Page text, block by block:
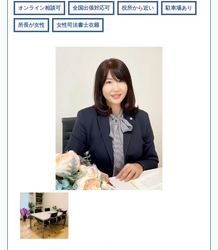
オンライン相談可 全国出張対応可 役所から近い 駐車場あり
所長が女性 女性司法書士在籍